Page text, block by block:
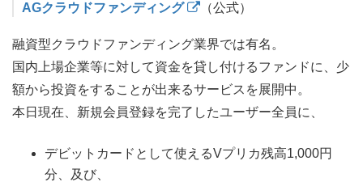
AGクラウドファンディング
（公式）
融資型クラウドファンディング業界では有名。
国内上場企業等に対して資金を貸し付けるファンドに、少
額から投資をすることが出来るサービスを展開中。
本日現在、新規会員登録を完了したユーザー全員に、
デビットカードとして使えるVプリカ残高1,000円
分、及び、